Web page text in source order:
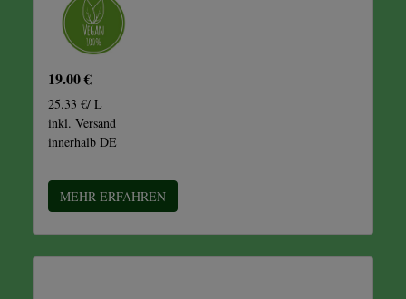
19.00 €
25.33 €/ L
inkl. Versand
innerhalb DE
MEHR ERFAHREN